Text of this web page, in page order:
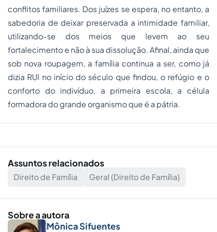
conflitos familiares. Dos juízes se espera, no entanto, a
sabedoria de deixar preservada a intimidade familiar,
utilizando-se dos meios que levem ao seu
fortalecimento e não à sua dissolução. Afinal, ainda que
sob nova roupagem, a família continua a ser, como já
dizia RUI no início do século que findou, o refúgio e o
conforto do indivíduo, a primeira escola, a célula
formadora do grande organismo que é a pátria.
Assuntos relacionados
Direito de Família Geral (Direito de Família)
Sobre a autora
Mônica Sifuentes